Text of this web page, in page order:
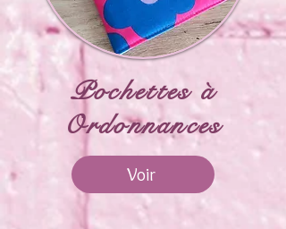
Pochettes à
Ordonnances
Voir